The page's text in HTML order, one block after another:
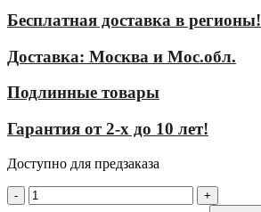
Бесплатная доставка в регионы!
Доставка: Москва и Мос.обл.
Подлинные товары
Гарантия от 2-х до 10 лет!
Доступно для предзаказа
Количество
товара